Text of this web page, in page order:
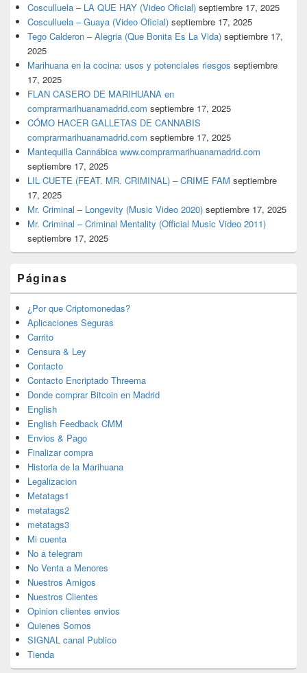
Cosculluela – LA QUE HAY (Video Oficial) septiembre 17, 2025
Cosculluela – Guaya (Video Oficial) septiembre 17, 2025
Tego Calderon – Alegria (Que Bonita Es La Vida) septiembre 17,
2025
Marihuana en la cocina: usos y potenciales riesgos septiembre
17, 2025
FLAN CASERO DE MARIHUANA en
comprarmarihuanamadrid.com septiembre 17, 2025
CÓMO HACER GALLETAS DE CANNABIS
comprarmarihuanamadrid.com septiembre 17, 2025
Mantequilla Cannábica www.comprarmarihuanamadrid.com
septiembre 17, 2025
LIL CUETE (FEAT. MR. CRIMINAL) – CRIME FAM septiembre
17, 2025
Mr. Criminal – Longevity (Music Video 2020) septiembre 17, 2025
Mr. Criminal – Criminal Mentality (Official Music Video 2011)
septiembre 17, 2025
Páginas
¿Por que Criptomonedas?
Aplicaciones Seguras
Carrito
Censura & Ley
Contacto
Contacto Encriptado Threema
Donde comprar Bitcoin en Madrid
English
English Feedback CMM
Envios & Pago
Finalizar compra
Historia de la Marihuana
Legalizacion
Metatags1
metatags2
metatags3
Mi cuenta
No a telegram
No Venta a Menores
Nuestros Amigos
Nuestros Clientes
Opinion clientes envios
Quienes Somos
SIGNAL canal Publico
Tienda